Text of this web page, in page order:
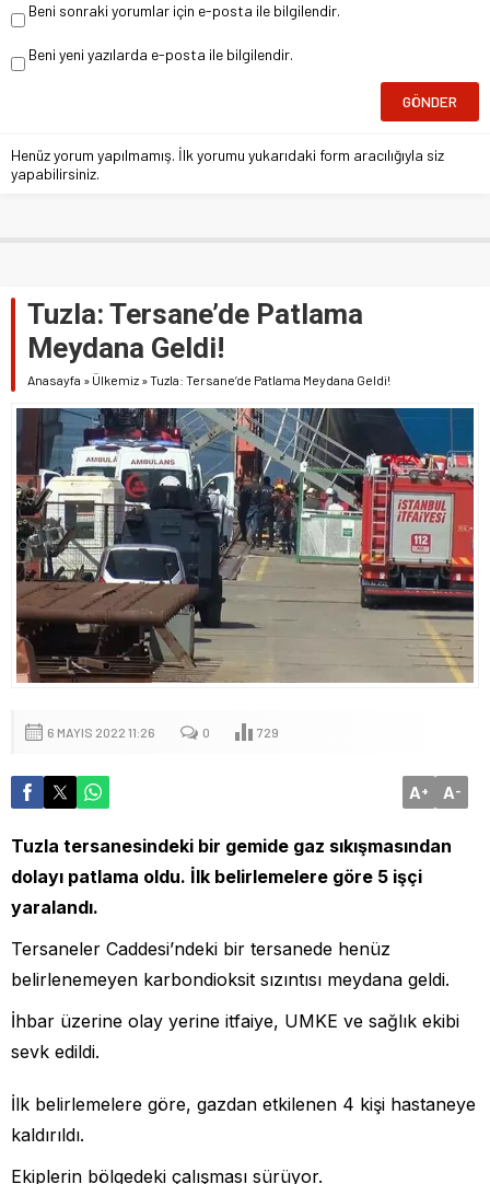
Beni sonraki yorumlar için e-posta ile bilgilendir.
Beni yeni yazılarda e-posta ile bilgilendir.
Henüz yorum yapılmamış. İlk yorumu yukarıdaki form aracılığıyla siz
yapabilirsiniz.
Tuzla: Tersane’de Patlama
Meydana Geldi!
Anasayfa » Ülkemiz »Tuzla: Tersane’de Patlama Meydana Geldi!
6 MAYIS 2022 11:26 0 729
A+ A-
Tuzla tersanesindeki bir gemide gaz sıkışmasından
dolayı patlama oldu. İlk belirlemelere göre 5 işçi
yaralandı.
Tersaneler Caddesi’ndeki bir tersanede henüz
belirlenemeyen karbondioksit sızıntısı meydana geldi.
İhbar üzerine olay yerine itfaiye, UMKE ve sağlık ekibi
sevk edildi.
İlk belirlemelere göre, gazdan etkilenen 4 kişi hastaneye
kaldırıldı.
Ekiplerin bölgedeki çalışması sürüyor.